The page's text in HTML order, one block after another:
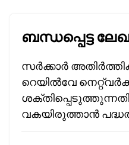
ബന്ധപ്പെട്ട
സർക്കാർ
റെയിൽവേ
വകയിരുത്താൻ